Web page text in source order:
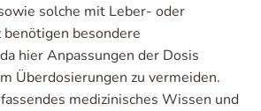
solche mit Leber- oder
besondere
hier Anpassungen der Dosis
Überdosierungen zu vermeiden.
medizinisches Wissen und